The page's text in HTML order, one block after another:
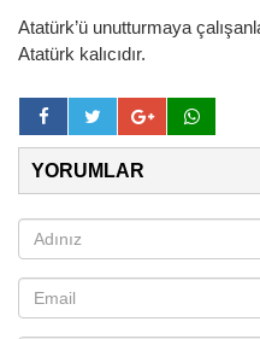
Atatürk’ü unutturmaya
Atatürk kalıcıdır.
YORUMLAR